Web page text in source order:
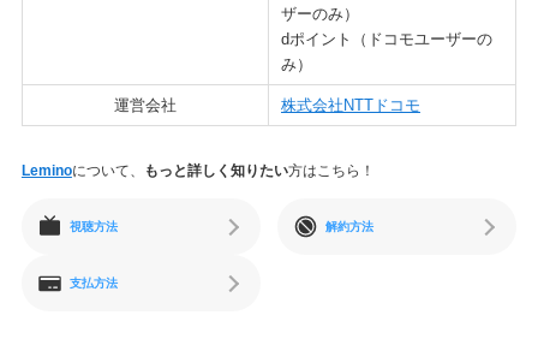
ザーのみ）
dポイント（ドコモユーザーの
み）
運営会社 株式会社NTTドコモ
Leminoについて、 もっと詳しく知りたい方はこちら！
視聴方法 解約方法
支払方法